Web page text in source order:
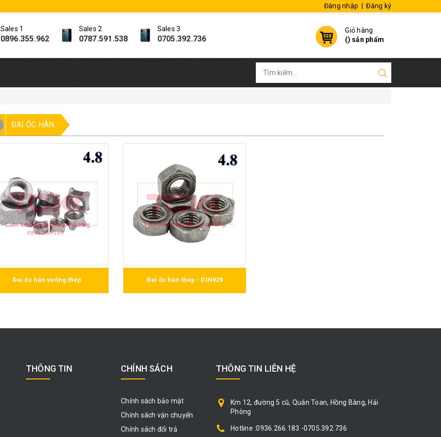
Đăng nhập Đăng ký
Sales 1
0896.355.962
Sales 2
0787.591.538
Sales 3
0705.392.736
Giỏ hàng
() sản phẩm
ĐAI ỐC HÀN
Đai ốc hàn vuông thép Đai ốc hàn thép - DIN929
THÔNG TIN CHÍNH SÁCH
Chính sách bảo mật
Chính sách vận chuyển
Chính sách đổi trả
THÔNG TIN LIÊN HỆ
Km 12, đường 5 cũ, Quán Toan, Hồng Bàng, Hải
Phòng
Hotline :0936.266.183 -0705.392.736